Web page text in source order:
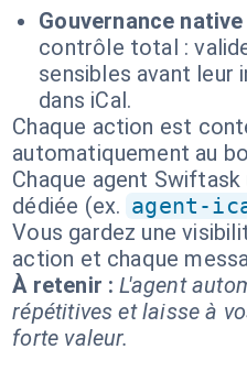
Gouvernance native
contrôle total :
sensibles avant leur
dans iCal.
Chaque action est
automatiquement au
Chaque agent
dédiée (ex. agent-
Vous gardez une
action et chaque
À retenir : L'agent
répétitives et laisse à
forte valeur.